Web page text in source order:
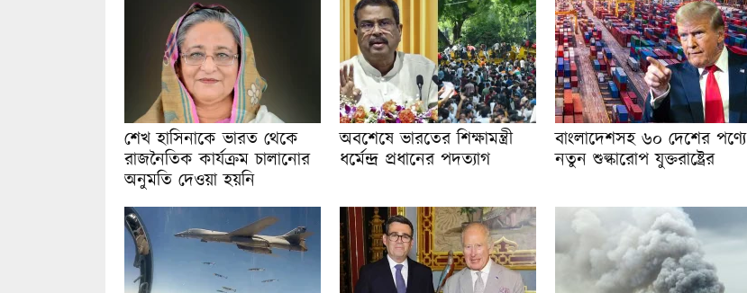
শেখ হাসিনাকে ভারত থেকে
রাজনৈতিক কার্যক্রম চালানোর
অনুমতি দেওয়া হয়নি
অবশেষে ভারতের শিক্ষামন্ত্রী
ধর্মেন্দ্র প্রধানের পদত্যাগ
বাংলাদেশসহ ৬০ দেশের পণ্যে
নতুন শুল্কারোপ যুক্তরাষ্ট্রের